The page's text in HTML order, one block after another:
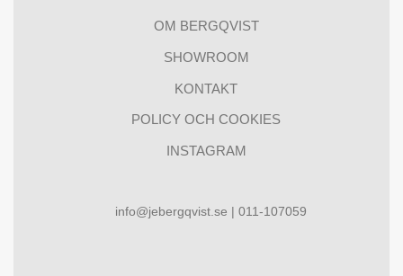
OM BERGQVIST
SHOWROOM
KONTAKT
POLICY OCH COOKIES
INSTAGRAM
info@jebergqvist.se | 011-107059